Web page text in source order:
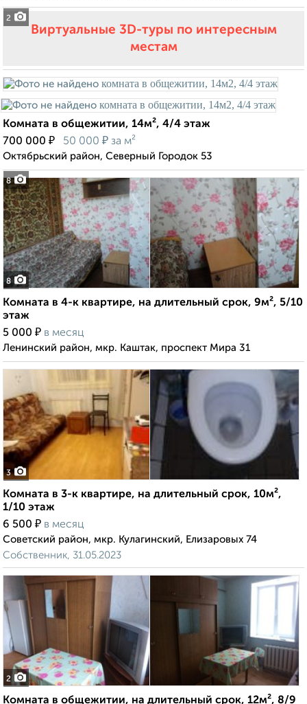
2
Виртуальные 3D-туры по интересным
местам
8
Комната в общежитии, 14м², 4/4 этаж
700 000 ₽ 50 000 ₽ за м²
Октябрьский район, Северный Городок 53
8
Комната в 4-к квартире, на длительный срок, 9м², 5/10
этаж
5 000 ₽ в месяц
Ленинский район, мкр. Каштак, проспект Мира 31
3
Комната в 3-к квартире, на длительный срок, 10м²,
1/10 этаж
6 500 ₽ в месяц
Советский район, мкр. Кулагинский, Елизаровых 74
Собственник, 31.05.2023
2
Комната в общежитии, на длительный срок, 12м², 8/9